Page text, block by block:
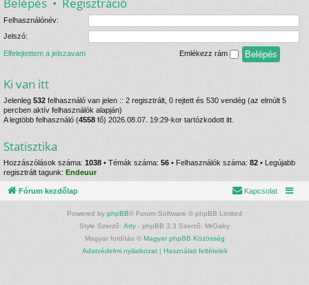
Felhasználónév:
Jelszó:
Elfelejtettem a jelszavam Emlékezz rám
Ki van itt
Jelenleg 532 felhasználó van jelen :: 2 regisztrált, 0 rejtett és 530 vendég (az elmúlt 5
percben aktív felhasználók alapján)
A legtöbb felhasználó (4558 fő) 2026.08.07. 19:29-kor tartózkodott itt.
Statisztika
Hozzászólások száma: 1038 • Témák száma: 56 • Felhasználók száma: 82 • Legújabb
regisztrált tagunk: Endeuur
Fórum kezdőlap Kapcsolat
Powered by phpBB® Forum Software © phpBB Limited
Style Szerző: Arty - phpBB 3.3 Szerző: MrGaby
Magyar fordítás © Magyar phpBB Közösség
Adatvédelmi nyilatkozat| Használati feltételek